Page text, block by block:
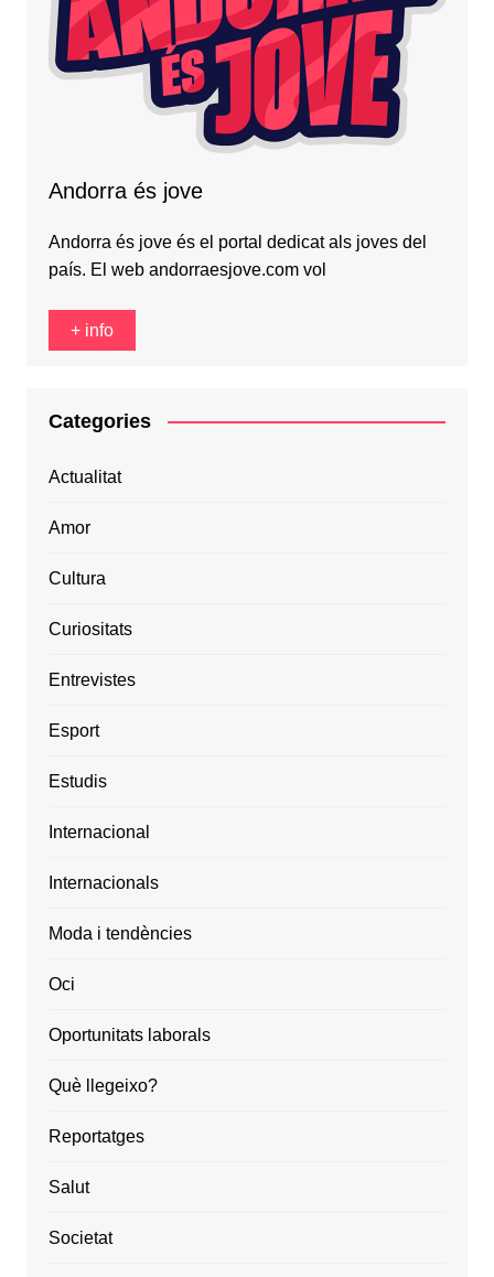
Andorra és jove
Andorra és jove és el portal dedicat als joves del
país. El web andorraesjove.com vol
+ info
Categories
Actualitat
Amor
Cultura
Curiositats
Entrevistes
Esport
Estudis
Internacional
Internacionals
Moda i tendències
Oci
Oportunitats laborals
Què llegeixo?
Reportatges
Salut
Societat